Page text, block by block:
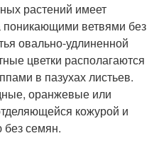
растений имеет
поникающими ветвями без
овально-удлиненной
цветки располагаются
в пазухах листьев.
оранжевые или
кожурой и
без семян.